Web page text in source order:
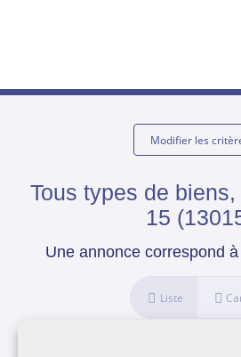
Modifier les
Tous types de
15
Une annonce correspond
Liste